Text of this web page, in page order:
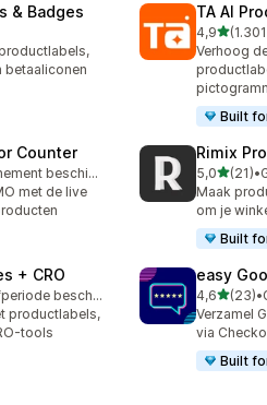
& Badges
betaaliconen
TA AI
4,9van 5
1301
Verhoog
Built
Counter
Gratis abonnement beschikbaar
met de live
Rimix
5,0van 5
(21)
21 •
Maak
om je
Built
+ CRO
Gratis proefperiode beschikbaar
productlabels,
tools
easy
4,6van 5
(23)
23 •
Verzamel
via
Built